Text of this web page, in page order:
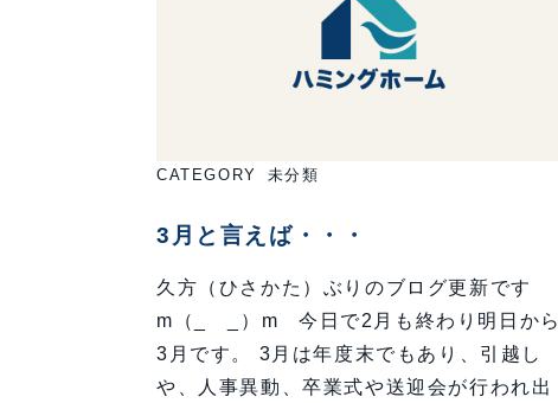
CATEGORY 未分類
3月と言えば・・・
久方（ひさかた）ぶりのブログ更新です
m（_ _）m 今日で2月も終わり明日から
3月です。 3月は年度末でもあり、引越し
や、人事異動、卒業式や送迎会が行われ出